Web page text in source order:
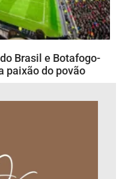
Brasil e Botafogo-
paixão do povão